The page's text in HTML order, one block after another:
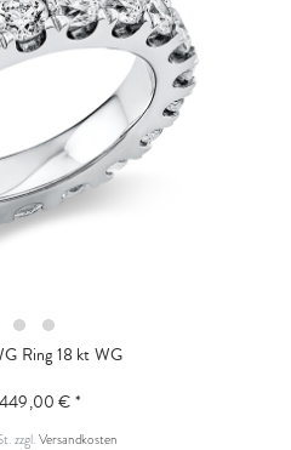
Ring 18 kt WG
€ *
zzgl.Versandkosten